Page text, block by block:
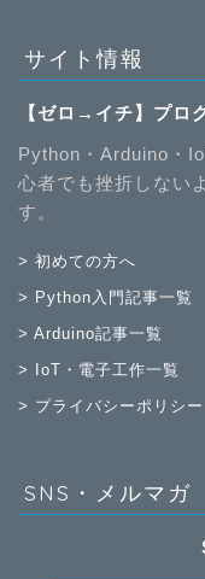
サイト情報
【ゼロ→イチ】プロ
Python・Arduino・
心者でも挫折しない
す。
> 初めての方へ
> Python入門記事一覧
> Arduino記事一覧
> IoT・電子工作一覧
> プライバシーポリシー
SNS・メルマガ